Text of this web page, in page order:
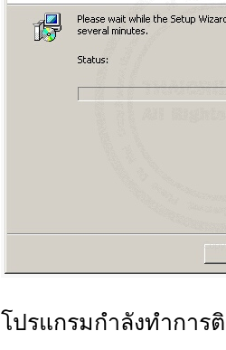
โปรแกรมกำลังทำการ